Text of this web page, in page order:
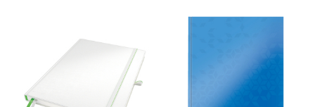
Curatenie si igiena
Produse Antibacteriene
Articole pentru baie